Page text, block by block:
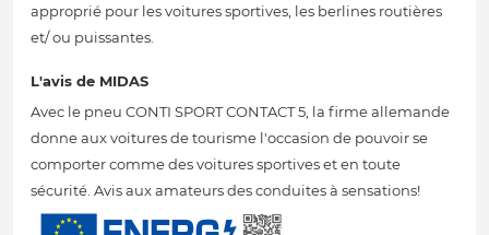
approprié pour les voitures sportives, les berlines routières
et/ ou puissantes.
L'avis de MIDAS
Avec le pneu CONTI SPORT CONTACT 5, la firme allemande
donne aux voitures de tourisme l'occasion de pouvoir se
comporter comme des voitures sportives et en toute
sécurité. Avis aux amateurs des conduites à sensations!